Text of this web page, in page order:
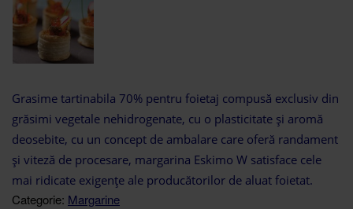
Grasime tartinabila 70% pentru foietaj compusă exclusiv din
grăsimi vegetale nehidrogenate, cu o plasticitate şi aromă
deosebite, cu un concept de ambalare care oferă randament
şi viteză de procesare, margarina Eskimo W satisface cele
mai ridicate exigenţe ale producătorilor de aluat foietat.
Categorie: Margarine